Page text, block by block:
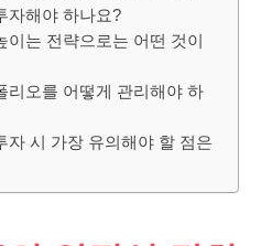
자해야 하나요?
이는 전략으로는 어떤 것이
리오를 어떻게 관리해야 하
자 시 가장 유의해야 할 점은